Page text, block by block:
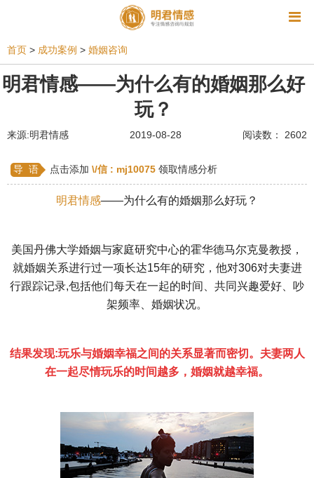
相亲 同性恋 恋爱技巧 挽回爱情
星座情感
姻缘测试 美容 怀孕 交友
感情挽回 双鱼座男生 情感测试
水瓶座男生 摩羯座男生 射手座男生
爱情诗句 狮子座男生 爱情歌曲 爱情图片
爱情小说 巨蟹座男生 爱情电影 双子座男生
金牛座男生 白羊座男生
变心 感人 伤感 婚姻问题 脾气
十二生肖 分手复合 梦见 抽签算命
异地恋 明星 气质 美妆 情感挽回
首页 > 成功案例 > 婚姻咨询
明君情感——为什么有的婚姻那么好
玩？
来源:明君情感 2019-08-28 阅读数： 2602
导 语 点击添加 \/信 : mj10075 领取情感分析
明君情感——为什么有的婚姻那么好玩？
美国丹佛大学婚姻与家庭研究中心的霍华德马尔克曼教授，
就婚姻关系进行过一项长达15年的研究，他对306对夫妻进
行跟踪记录,包括他们每天在一起的时间、共同兴趣爱好、吵
架频率、婚姻状况。
结果发现:玩乐与婚姻幸福之间的关系显著而密切。夫妻两人
在一起尽情玩乐的时间越多，婚姻就越幸福。